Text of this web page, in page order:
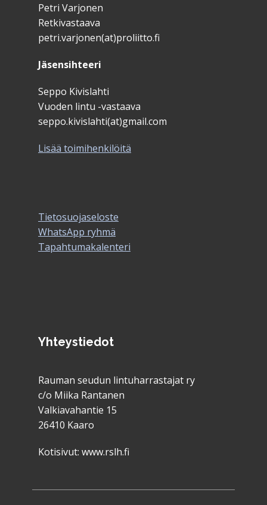
Petri Varjonen
Retkivastaava
petri.varjonen(at)proliitto.fi
Jäsensihteeri
Seppo Kivislahti
Vuoden lintu -vastaava
seppo.kivislahti(at)gmail.com
Lisää toimihenkilöitä
Tietosuojaseloste
WhatsApp ryhmä
Tapahtumakalenteri
Yhteystiedot
Rauman seudun lintuharrastajat ry
c/o Miika Rantanen
Valkiavahantie 15
26410 Kaaro
Kotisivut: www.rslh.fi